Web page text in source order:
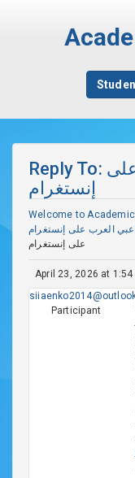
Reply To: سر شعبية لاعبي العرب على
إنستغرام
Welcome to Academic
العرب على إنستغرام
على إنستغرام
April 23, 2026 at 1:54
Participant